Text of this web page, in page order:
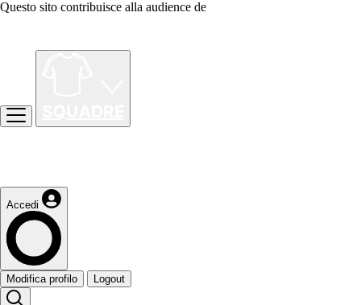
Questo sito contribuisce alla audience de
Accedi
Modifica profilo Logout